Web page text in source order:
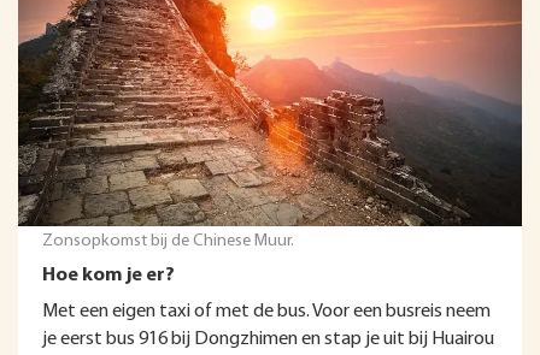
Zonsopkomst bij de Chinese Muur.
Hoe kom je er?
Met een eigen taxi of met de bus. Voor een busreis neem
je eerst bus 916 bij Dongzhimen en stap je uit bij Huairou